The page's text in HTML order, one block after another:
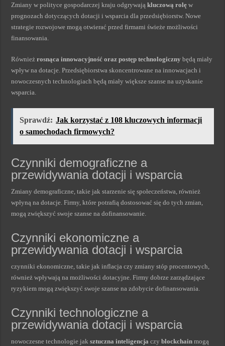
Zmiany w polityce gospodarczej kraju odgrywająkluczową rolę w
prognozach dotyczących dotacji i wsparcia dla przedsiębiorstw. Nowe
strategie rozwojowe mogą otwierać przed firmami świeże możliwości
finansowania.
Równieżrosnąca innowacyjność oraz postęp technologiczny będą miały
wpływ na dotacje. Przedsiębiorstwa skoncentrowane na innowacjach i
nowoczesnych technologiach będą miały większe szanse na uzyskanie
wsparcia.
Sprawdź: Jak korzystać z 108 kluczowych informacji
o samochodach firmowych?
Czynniki demograficzne a
przewidywania dotacji i wsparcia
Zmiany demograficzne, takie jak starzenie się społeczeństwa, również
wpłyną na dotacje. Firmy, które potrafią dostosować się do tych zmian,
mogą zwiększyć swoje szanse na dofinansowanie.
Czynniki ekonomiczne a
przewidywania dotacji i wsparcia
czynniki ekonomiczne, takie jak inflacja czy zmiany stóp procentowych,
również wpływają na możliwości dotacyjne. Firmy dobrze zarządzające
ryzykiem mogą zwiększyć swoje szanse na zdobycie dofinansowania.
Czynniki technologiczne a
przewidywania dotacji i wsparcia
nowoczesne technologie jaksztuczna inteligencja czyblockchain mogą